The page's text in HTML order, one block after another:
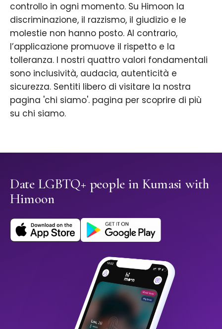
controllo in ogni momento. Su Himoon la
discriminazione, il razzismo, il giudizio e le
molestie non hanno posto. Al contrario,
l’applicazione promuove il rispetto e la
tolleranza. I nostri quattro valori fondamentali
sono inclusività, audacia, autenticità e
sicurezza. Sentiti libero di visitare la nostra
pagina 'chi siamo'. pagina per scoprire di più
su chi siamo.
Date LGBTQ+ people in Kumasi with
Himoon